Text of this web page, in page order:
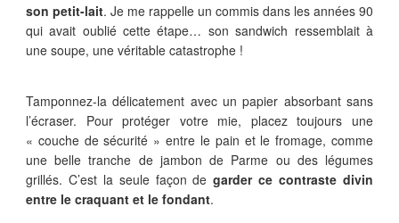
son petit-lait. Je me rappelle un commis dans les années 90
qui avait oublié cette étape… son sandwich ressemblait à
une soupe, une véritable catastrophe !
Tamponnez-la délicatement avec un papier absorbant sans
l’écraser. Pour protéger votre mie, placez toujours une
« couche de sécurité » entre le pain et le fromage, comme
une belle tranche de jambon de Parme ou des légumes
grillés. C’est la seule façon degarder ce contraste divin
entre le craquant et le fondant.